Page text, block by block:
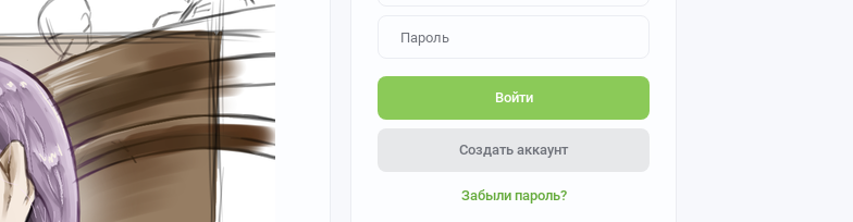
Войти
Создать аккаунт
Забыли пароль?